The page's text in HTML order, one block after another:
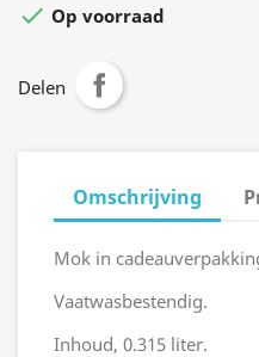
 Op voorraad
Delen
Omschrijving
Mok in
Vaatwasbestendig.
Inhoud, 0.315 liter.